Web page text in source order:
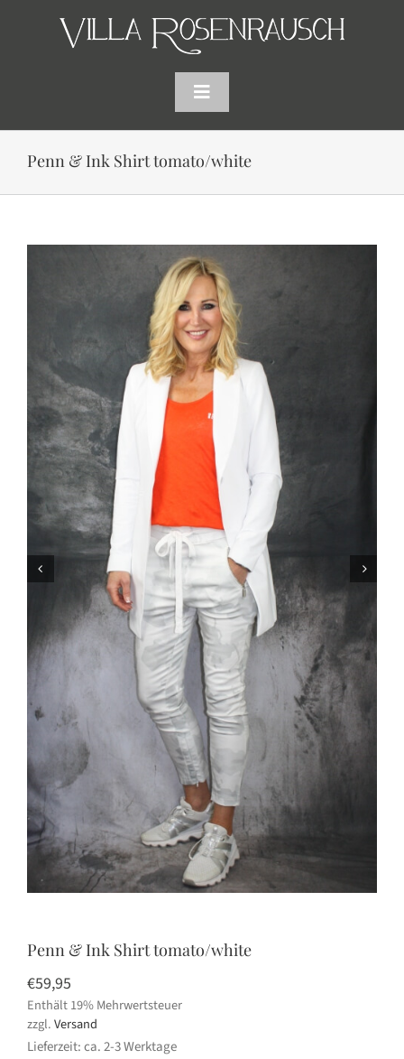
Toggle
Navigation
SHOP
SUCHE
Penn & Ink Shirt tomato/white
Penn & Ink Shirt tomato/white
€59,95
Enthält 19% Mehrwertsteuer
zzgl.Versand
Lieferzeit: ca. 2-3 Werktage